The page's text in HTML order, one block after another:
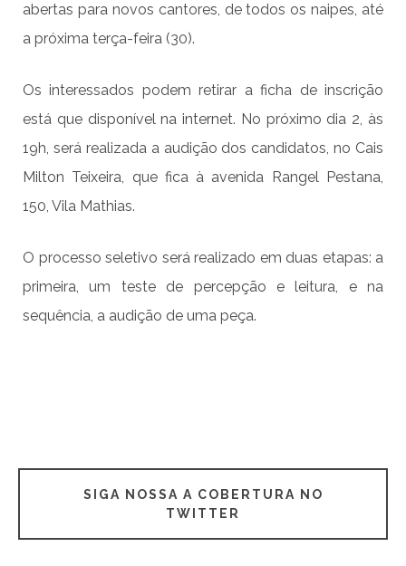
abertas para novos cantores, de todos os naipes, até
a próxima terça-feira (30).
Os interessados podem retirar a ficha de inscrição
está que disponível na internet. No próximo dia 2, às
19h, será realizada a audição dos candidatos, no Cais
Milton Teixeira, que fica à avenida Rangel Pestana,
150, Vila Mathias.
O processo seletivo será realizado em duas etapas: a
primeira, um teste de percepção e leitura, e na
sequência, a audição de uma peça.
SIGA NOSSA A COBERTURA NO
TWITTER